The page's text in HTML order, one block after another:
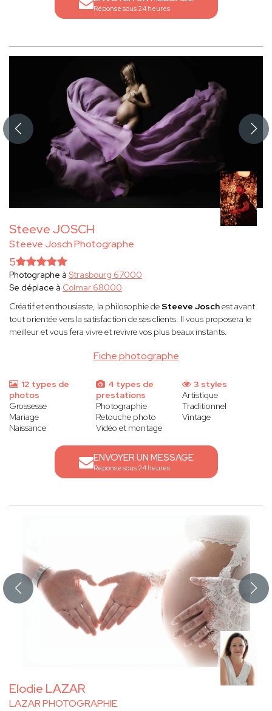
Réponse sous 24 heures
Steeve JOSCH
Steeve Josch Photographe
Fiche photographe
5
Photographe à Strasbourg 67000
Se déplace à Colmar 68000
Créatif et enthousiaste, la philosophiedeSteeve Joschest avant
tout orientée vers la satisfaction de ses clients. Il vous proposera le
meilleur et vous fera vivre et revivre vos plus beaux instants.
12 types de
photos
Grossesse
Mariage
Naissance
4 types de
prestations
Photographie
Retouche photo
Vidéo et montage
3 styles
Artistique
Traditionnel
Vintage
ENVOYER UN MESSAGE
Réponse sous 24 heures
Elodie LAZAR
LAZAR PHOTOGRAPHIE